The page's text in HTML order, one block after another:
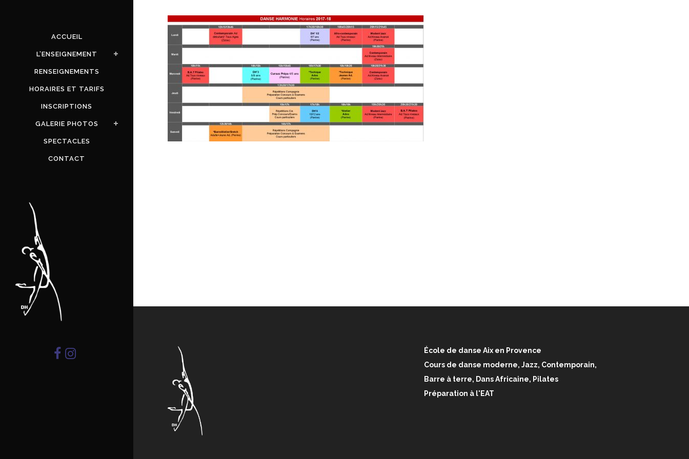
ACCUEIL
L’ENSEIGNEMENT
RENSEIGNEMENTS
HORAIRES ET TARIFS
INSCRIPTIONS
GALERIE PHOTOS
SPECTACLES
CONTACT
École de danse Aix en Provence
Cours de danse moderne, Jazz, Contemporain,
Barre à terre, Dans Africaine, Pilates
Préparation à l'EAT